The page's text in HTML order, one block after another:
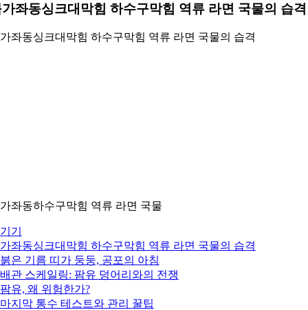
좌동싱크대막힘 하수구막힘 역류 라면 국물의 습격
좌동싱크대막힘 하수구막힘 역류 라면 국물의 습격
좌동하수구막힘 역류 라면 국물
기
좌동싱크대막힘 하수구막힘 역류 라면 국물의 습격
은 기름 띠가 둥둥, 공포의 아침
관 스케일링: 팜유 덩어리와의 전쟁
유, 왜 위험한가?
지막 통수 테스트와 관리 꿀팁